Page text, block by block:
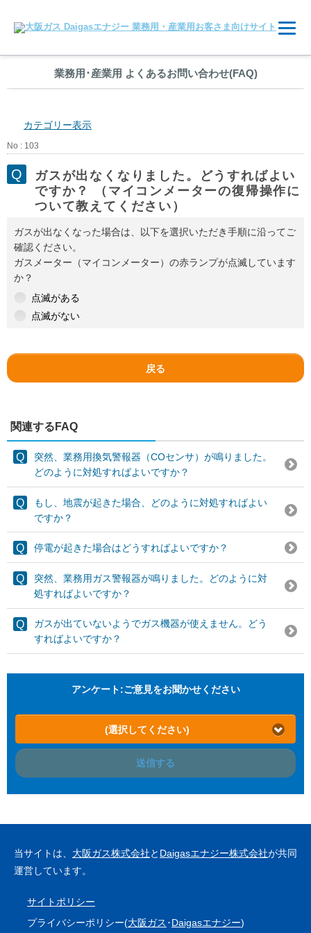
業務用 ･産業用 よくあるお問い合わせ(FAQ)
カテゴリー表示
No : 103
ガスが出なくなりました。どうすればよい
ですか？ （マイコンメーターの復帰操作に
ついて教えてください）
ガスが出なくなった場合は、以下を選択いただき手順に沿ってご
確認ください。
ガスメーター（マイコンメーター）の赤ランプが点滅しています
か？
点滅がある
点滅がない
戻る
関連するFAQ
突然、業務用換気警報器（COセンサ）が鳴りました。
どのように対処すればよいですか？
もし、地震が起きた場合、どのように対処すればよい
ですか？
停電が起きた場合はどうすればよいですか？
突然、業務用ガス警報器が鳴りました。どのように対
処すればよいですか？
ガスが出ていないようでガス機器が使えません。どう
すればよいですか？
アンケート:ご意見をお聞かせください
(選択してください)
送信する
当サイトは、 大阪ガス株式会社と Daigasエナジー株式会社が共同
運営しています。
サイトポリシー
プライバシーポリシー(大阪ガス ･Daigasエナジー)